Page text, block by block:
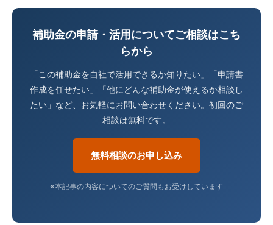
補助金の申請・活用についてご相談はこち
らから
「この補助金を自社で活用できるか知りたい」「申請書
作成を任せたい」「他にどんな補助金が使えるか相談し
たい」など、お気軽にお問い合わせください。初回のご
相談は無料です。
無料相談のお申し込み
※本記事の内容についてのご質問もお受けしています